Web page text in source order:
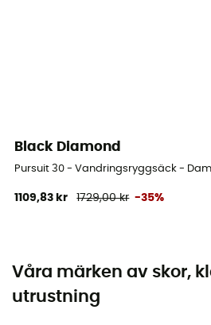
Black Diamond
Pursuit 30 - Vandringsryggsäck - Dam
1109,83 kr 1729,00 kr -35%
Våra märken av skor,
utrustning